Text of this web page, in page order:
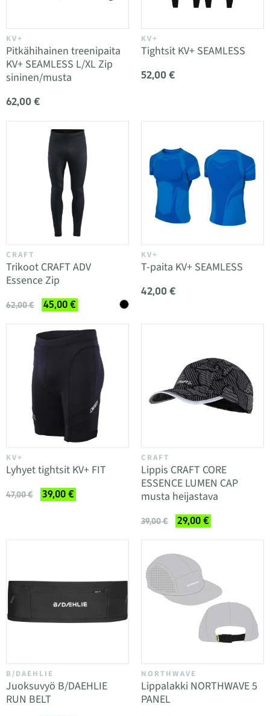
KV+
Pitkähihainen treenipaita
KV+ SEAMLESS L/XL Zip
sininen/musta
62,00 €
KV+
Tightsit KV+ SEAMLESS
52,00 €
CRAFT
Trikoot CRAFT ADV
Essence Zip
62,00 € 45,00 €
KV+
T-paita KV+ SEAMLESS
42,00 €
KV+
Lyhyet tightsit KV+ FIT
47,00 € 39,00 €
CRAFT
Lippis CRAFT CORE
ESSENCE LUMEN CAP
musta heijastava
39,00 € 29,00 €
B/DAEHLIE
Juoksuvyö B/DAEHLIE
RUN BELT
NORTHWAVE
Lippalakki NORTHWAVE 5
PANEL